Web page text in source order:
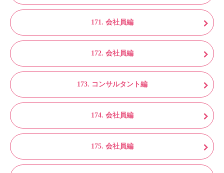
171. 会社員編
172. 会社員編
173. コンサルタント編
174. 会社員編
175. 会社員編